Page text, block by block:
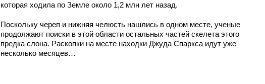
которая ходила по Земле около 1,2 млн лет назад.
Поскольку череп и нижняя челюсть нашлись в одном месте, ученые
продолжают поиски в этой области остальных частей скелета этого
предка слона. Раскопки на месте находки Джуда Спаркса идут уже
несколько месяцев…